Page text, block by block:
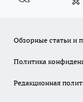
Обзорные статьи и
Политика
Редакционная